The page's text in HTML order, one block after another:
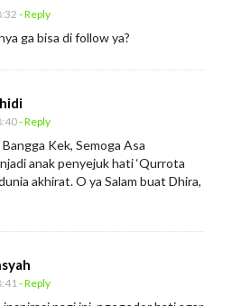
- Reply
ga bisa di follow ya?
- Reply
Kek, Semoga Asa
anak penyejuk hati ‘Qurrota
akhirat. O ya Salam buat Dhira,
- Reply